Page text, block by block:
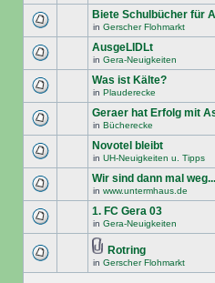
Biete Schulbücher für
in Gerscher Flohmarkt
AusgeLIDLt
in Gera-Neuigkeiten
Was ist Kälte?
in Plauderecke
Geraer hat Erfolg mit
in Bücherecke
Novotel bleibt
in UH-Neuigkeiten u. Tipps
Wir sind dann mal weg...
in www.untermhaus.de
1. FC Gera 03
in Gera-Neuigkeiten
Rotring
in Gerscher Flohmarkt